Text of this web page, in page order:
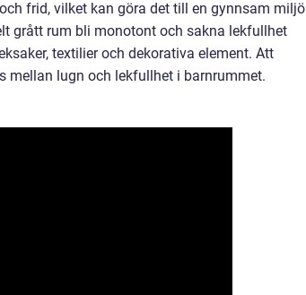
frid, vilket kan göra det till en gynnsam miljö
grått rum bli monotont och sakna lekfullhet
textilier och dekorativa element. Att
mellan lugn och lekfullhet i barnrummet.